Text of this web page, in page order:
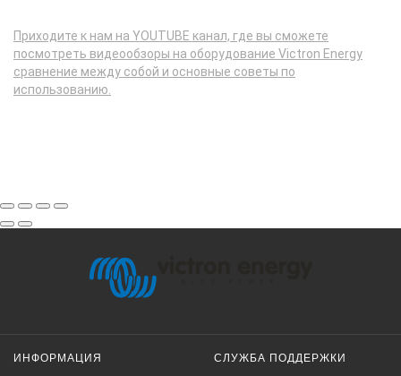
Приходите к нам на YOUTUBE канал, где вы сможете
посмотреть видеообзоры на оборудование Victron Energy
сравнение между собой и основные советы по
использованию.
ИНФОРМАЦИЯ СЛУЖБА ПОДДЕРЖКИ